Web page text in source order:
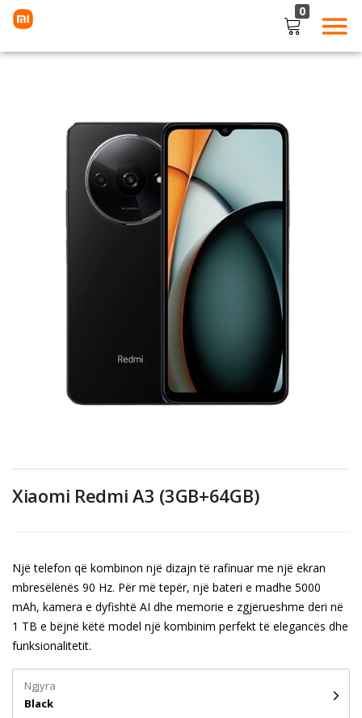
0
Remember me Lost password?
Xiaomi Redmi A3 (3GB+64GB)
Një telefon që kombinon një dizajn të rafinuar me një ekran
mbresëlënës 90 Hz. Për më tepër, një bateri e madhe 5000
mAh, kamera e dyfishtë AI dhe memorie e zgjerueshme deri në
1 TB e bëjnë këtë model një kombinim perfekt të elegancës dhe
funksionalitetit.
Ngjyra
Black